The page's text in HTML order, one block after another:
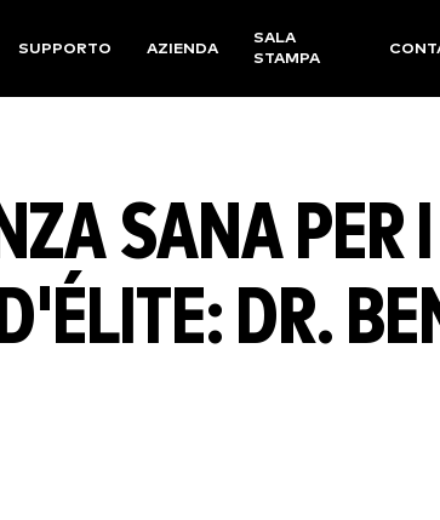
SUPPORTO AZIENDA
SALA
STAMPA
SANA PER I
DR.